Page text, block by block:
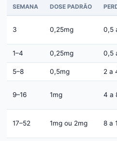
SEMANA DOSE PADRÃO
3 0,25mg 0,5
1–4 0,25mg 0,5
5–8 0,5mg 2 a
9–16 1mg 4 a
17–52 1mg ou 2mg 8 a